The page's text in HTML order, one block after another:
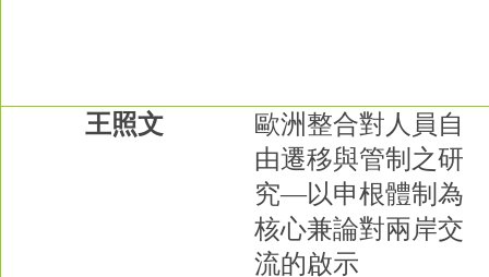
王照文
歐洲整合對人員自
由遷移與管制之研
究—以申根體制為
核心兼論對兩岸交
流的啟示